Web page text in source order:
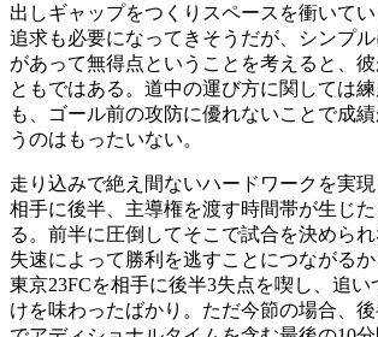
出しギャップをつくりスペースを衝いて
追求も必要になってきそうだが、シンプル
があって無得点ということを考えると、
ともではある。道中の運び方に関しては
も、ゴール前の攻防に優れないことで成
うのはもったいない。
走り込みで絶え間ないハードワークを実
相手に後半、主導権を渡す時間帯が生じ
る。前半に圧倒してそこで試合を決めら
失速によって勝利を逃すことにつながる
東京23FCを相手に後半3失点を喫し、追
けを味わったばかり。ただ今節の場合、後